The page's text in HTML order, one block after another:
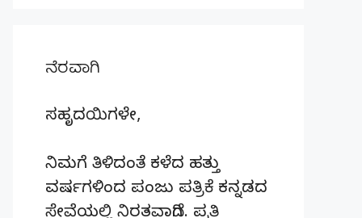
ನೆರವಾಗಿ
ಸಹೃದಯಿಗಳೇ,
ನಿಮಗೆ ತಿಳಿದಂತೆ ಕಳೆದ ಹತ್ತು
ವರ್ಷಗಳಿಂದ ಪಂಜು ಪತ್ರಿಕೆ ಕನ್ನಡದ